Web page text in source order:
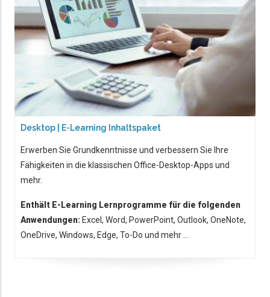
Desktop | E-Learning Inhaltspaket
Erwerben Sie Grundkenntnisse und verbessern Sie Ihre
Fähigkeiten in die klassischen Office-Desktop-Apps und
mehr.
Enthält E-Learning Lernprogramme für die folgenden
Anwendungen: Excel, Word, PowerPoint, Outlook, OneNote,
OneDrive, Windows, Edge, To-Do und mehr ...